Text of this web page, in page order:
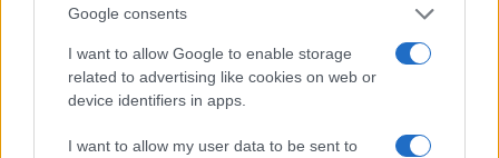
Google consents
I want to allow Google to enable storage
related to advertising like cookies on web or
device identifiers in apps.
I want to allow my user data to be sent to
Πιο δημοφιλή
Έφυγαν οι συνεργάτες, μένει η Μαρία
«Ελπίδα για τη Δημοκρατία»